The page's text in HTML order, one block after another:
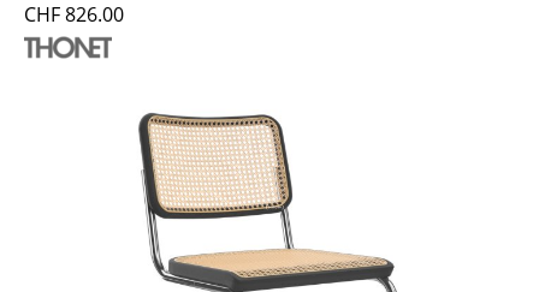
Sofas
Loungesessel
Freischwinger
CHF 826.00